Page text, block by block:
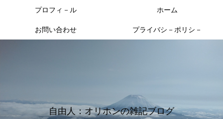
自由人：オリホンの雑記ブログ
プロフィ－ル ホーム
お問い合わせ プライバシ－ポリシ－